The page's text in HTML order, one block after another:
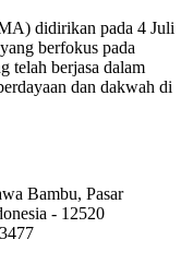
didirikan pada 4 Juli
berfokus pada
telah berjasa dalam
dan dakwah di
Bambu, Pasar
- 12520